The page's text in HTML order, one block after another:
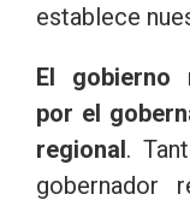
establece
El gobierno
por el
regional.
gobernador